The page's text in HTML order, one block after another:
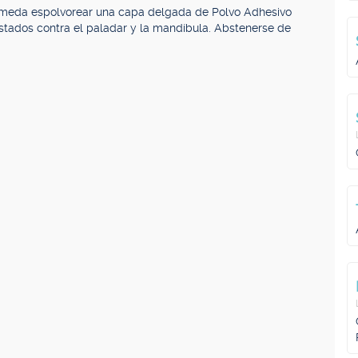
espolvorear una capa delgada de Polvo Adhesivo
contra el paladar y la mandíbula. Abstenerse de